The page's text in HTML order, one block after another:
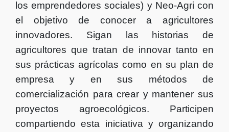
los emprendedores sociales) y Neo-Agri con
el objetivo de conocer a agricultores
innovadores. Sigan las historias de
agricultores que tratan de innovar tanto en
sus prácticas agrícolas como en su plan de
empresa y en sus métodos de
comercialización para crear y mantener sus
proyectos agroecológicos. Participen
compartiendo esta iniciativa y organizando